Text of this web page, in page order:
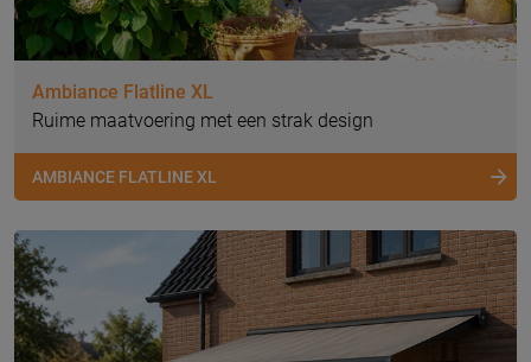
Ambiance Flatline XL
Ruime maatvoering met een strak design
AMBIANCE FLATLINE XL